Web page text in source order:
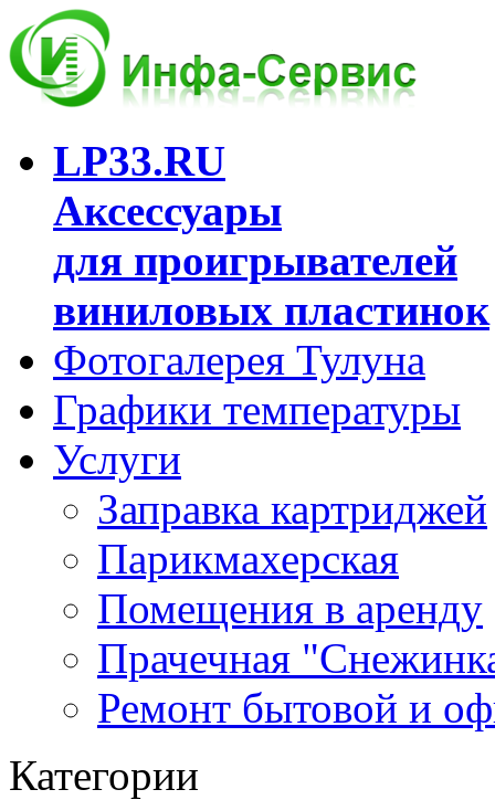
LP33.RU
Аксессуары
для проигрывателей
виниловых пластинок
Фотогалерея Тулуна
Графики температуры
Услуги
Заправка картриджей
Парикмахерская
Помещения в аренду
Прачечная
Ремонт бытовой и
Категории